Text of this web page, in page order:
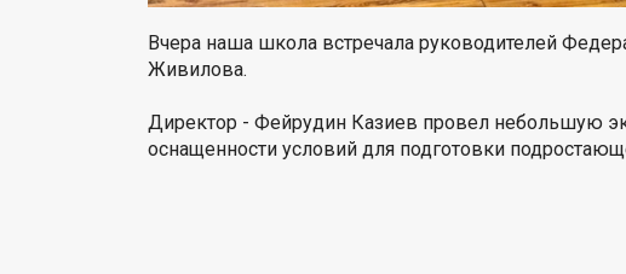
Вчера наша школа встречала руководителей
Живилова.
Директор - Фейрудин Казиев провел небольшую
оснащенности условий для подготовки